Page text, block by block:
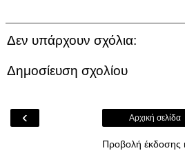
Δεν υπάρχουν σχόλια:
Δημοσίευση σχολίου
‹ Αρχική σελίδα
Προβολή έκδοσης